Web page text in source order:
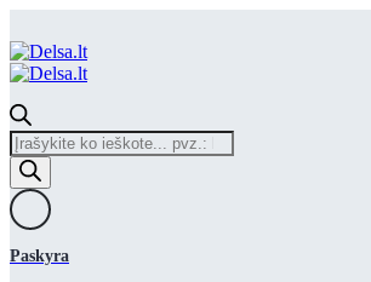
Products
search
Paskyra